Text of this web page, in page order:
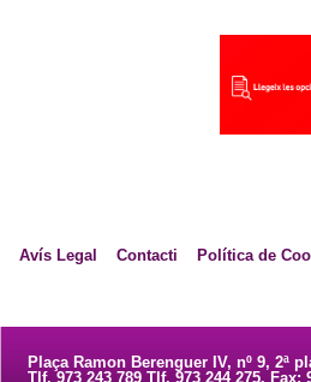
Avís Legal Contacti Política de
Plaça Ramon Berenguer IV, nº 9, 2ª
Tlf. 973 243 789 Tlf. 973 244 275. Fax: